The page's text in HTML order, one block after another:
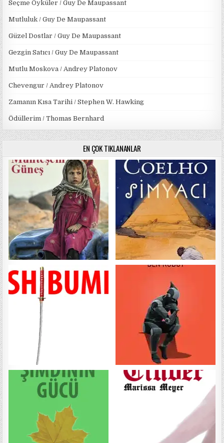
Seçme Öyküler / Guy De Maupassant
Mutluluk / Guy De Maupassant
Güzel Dostlar / Guy De Maupassant
Gezgin Satıcı / Guy De Maupassant
Mutlu Moskova / Andrey Platonov
Chevengur / Andrey Platonov
Zamanın Kısa Tarihi / Stephen W. Hawking
Ödüllerim / Thomas Bernhard
EN ÇOK TIKLANANLAR